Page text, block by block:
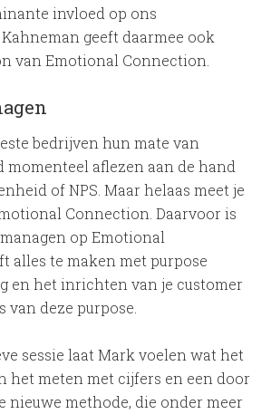
invloed op ons
geeft daarmee ook
van Emotional Connection.
bedrijven hun mate van
aflezen aan de hand
of NPS. Maar helaas meet je
Connection. Daarvoor is
op Emotional
alles te maken met purpose
en het inrichten van je customer
van deze purpose.
sessie laat Mark voelen wat het
het meten met cijfers en een door
nieuwe methode, die onder meer